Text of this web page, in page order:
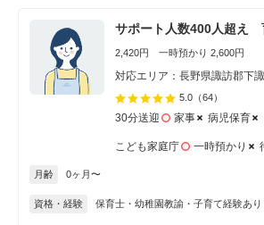
サポート人数400人超え
2,420円 一時預かり 2,600円
対応エリア：長野県諏訪郡下
5.0 （64）
30分送迎 家事 病児保育
こども家庭庁 一時預かり
月齢 0ヶ月〜
資格・経験 保育士・幼稚園教諭・子育て経験あり